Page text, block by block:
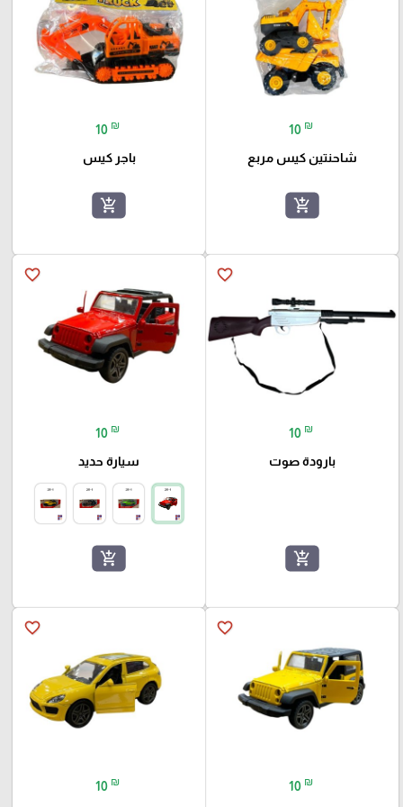
10 ₪
شاحنتين كيس مربع
add_shopping_cart
10 ₪
باجر كيس
add_shopping_cart
favorite_border
10 ₪
بارودة صوت
add_shopping_cart
favorite_border
10 ₪
سيارة حديد
add_shopping_cart
favorite_border
10 ₪
favorite_border
10 ₪